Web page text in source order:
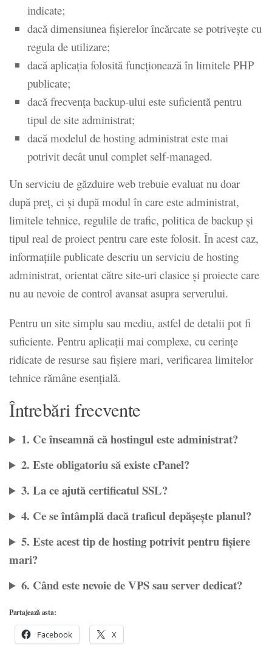
indicate;
dacă dimensiunea fișierelor încărcate se potrivește cu
regula de utilizare;
dacă aplicația folosită funcționează în limitele PHP
publicate;
dacă frecvența backup-ului este suficientă pentru
tipul de site administrat;
dacă modelul de hosting administrat este mai
potrivit decât unul complet self-managed.
Un serviciu de găzduire web trebuie evaluat nu doar
după preț, ci și după modul în care este administrat,
limitele tehnice, regulile de trafic, politica de backup și
tipul real de proiect pentru care este folosit. În acest caz,
informațiile publicate descriu un serviciu de hosting
administrat, orientat către site-uri clasice și proiecte care
nu au nevoie de control avansat asupra serverului.
Pentru un site simplu sau mediu, astfel de detalii pot fi
suficiente. Pentru aplicații mai complexe, cu cerințe
ridicate de resurse sau fișiere mari, verificarea limitelor
tehnice rămâne esențială.
Întrebări frecvente
1. Ce înseamnă că hostingul este administrat?
2. Este obligatoriu să existe cPanel?
3. La ce ajută certificatul SSL?
4. Ce se întâmplă dacă traficul depășește planul?
5. Este acest tip de hosting potrivit pentru fișiere
mari?
6. Când este nevoie de VPS sau server dedicat?
Partajează asta:
Facebook X